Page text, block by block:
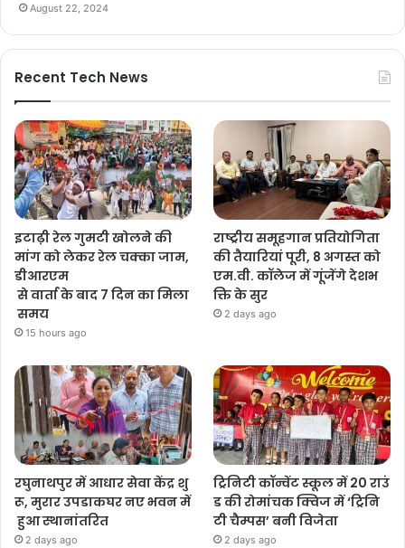
August 22, 2024
Recent Tech News
इटाढ़ी रेल गुमटी खोलने की
मांग को लेकर रेल चक्का जाम,
डीआरएम
से वार्ता के बाद 7 दिन का मिला
समय
15 hours ago
राष्ट्रीय समूहगान प्रतियोगिता
की तैयारियां पूरी, 8 अगस्त को
एम.वी. कॉलेज में गूंजेंगे देशभ
क्ति के सुर
2 days ago
रघुनाथपुर में आधार सेवा केंद्र शु
रू, मुरार उपडाकघर नए भवन में
हुआ स्थानांतरित
2 days ago
ट्रिनिटी कॉन्वेंट स्कूल में 20 राउं
ड की रोमांचक क्विज में ‘ट्रिनि
टी चैम्पस’ बनी विजेता
2 days ago